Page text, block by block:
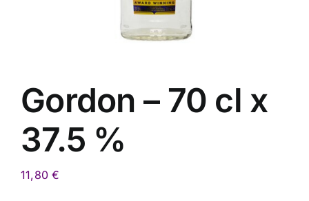
Gordon – 70 cl x
37.5 %
11,80€